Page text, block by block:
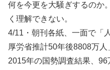
何を今更を大騒ぎするのか
く理解できない。
4/11・朝刊各紙、一面で「
厚労省推計50年後8808万人
2015年の国勢調査結果、96